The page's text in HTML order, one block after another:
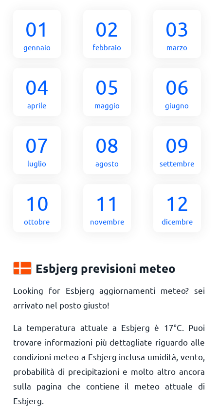
01
gennaio
02
febbraio
03
marzo
04
aprile
05
maggio
06
giugno
07
luglio
08
agosto
09
settembre
10
ottobre
11
novembre
12
dicembre
Esbjerg previsioni meteo
Looking for Esbjerg aggiornamenti meteo? sei
arrivato nel posto giusto!
La temperatura attuale a Esbjerg è 17°C . Puoi
trovare informazioni più dettagliate riguardo alle
condizioni meteo a Esbjerg inclusa umidità, vento,
probabilità di precipitazioni e molto altro ancora
sulla pagina che contiene il meteo attuale di
Esbjerg.